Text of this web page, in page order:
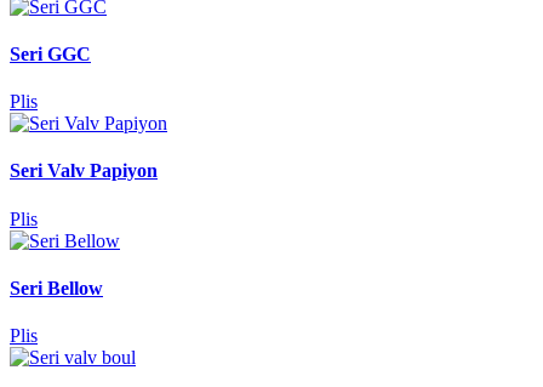
Seri GGC
Plis
Seri Valv Papiyon
Plis
Seri Bellow
Plis